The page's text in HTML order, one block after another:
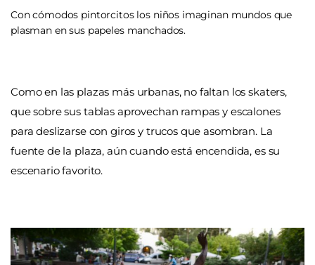
Con cómodos pintorcitos los niños imaginan mundos que
plasman en sus papeles manchados.
Como en las plazas más urbanas, no faltan los skaters,
que sobre sus tablas aprovechan rampas y escalones
para deslizarse con giros y trucos que asombran. La
fuente de la plaza, aún cuando está encendida, es su
escenario favorito.